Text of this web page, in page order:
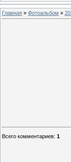
Главная » Фотоальбом »
Всего комментариев: 1